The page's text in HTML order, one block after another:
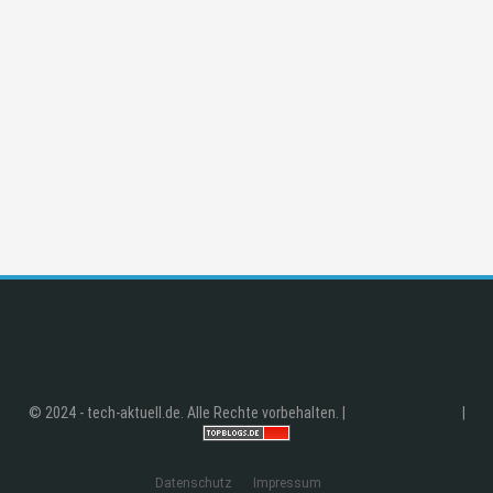
© 2024 - tech-aktuell.de. Alle Rechte vorbehalten. |
Datenschutz Impressum